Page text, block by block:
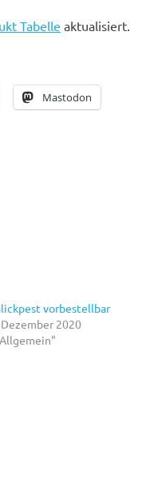
Tabelle aktualisiert.
Mastodon
vorbestellbar
2020